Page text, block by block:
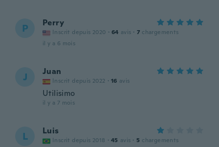
P Perry
Inscrit depuis 2020 · 64 avis · 7 chargements
il y a 6 mois
J Juan
Inscrit depuis 2022 · 16 avis
Utilisimo
il y a 7 mois
L Luis
Inscrit depuis 2018 · 45 avis · 5 chargements